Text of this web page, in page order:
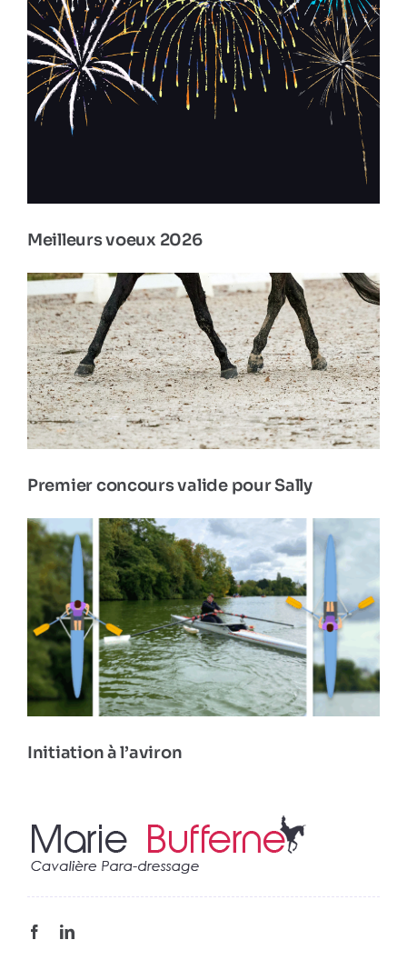
Meilleurs voeux 2026
Premier concours valide pour Sally
Initiation à l’aviron